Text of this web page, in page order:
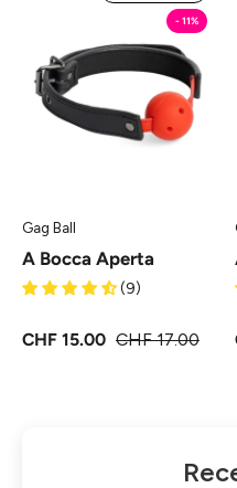
Bocca
Aperta
-
Ball
MySecretCase
- 11%
Gag Ball
A Bocca Aperta
(9)
CHF 15.00 CHF 17.00